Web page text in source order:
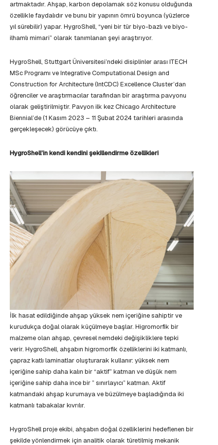
artmaktadır. Ahşap, karbon depolamak söz konusu olduğunda
özellikle faydalıdır ve bunu bir yapının ömrü boyunca (yüzlerce
yıl sürebilir) yapar. HygroShell, “yeni bir tür biyo-bazlı ve biyo-
ilhamlı mimari” olarak tanımlanan şeyi araştırıyor.
HygroShell, Stuttgart Üniversitesi’ndeki disiplinler arası ITECH
MSc Programı ve Integrative Computational Design and
Construction for Architecture (IntCDC) Excellence Cluster’dan
öğrenciler ve araştırmacılar tarafından bir araştırma pavyonu
olarak geliştirilmiştir. Pavyon ilk kez Chicago Architecture
Biennial’de (1 Kasım 2023 – 11 Şubat 2024 tarihleri arasında
gerçekleşecek) görücüye çıktı.
HygroShell’in kendi kendini şekillendirme özellikleri
İlk hasat edildiğinde ahşap yüksek nem içeriğine sahiptir ve
kurudukça doğal olarak küçülmeye başlar. Higromorfik bir
malzeme olan ahşap, çevresel nemdeki değişikliklere tepki
verir. HygroShell, ahşabın higromorfik özelliklerini iki katmanlı,
çapraz katlı laminatlar oluşturarak kullanır: yüksek nem
içeriğine sahip daha kalın bir “aktif” katman ve düşük nem
içeriğine sahip daha ince bir ” sınırlayıcı” katman. Aktif
katmandaki ahşap kurumaya ve büzülmeye başladığında iki
katmanlı tabakalar kıvrılır.
HygroShell proje ekibi, ahşabın doğal özelliklerini hedeflenen bir
şekilde yönlendirmek için analitik olarak türetilmiş mekanik